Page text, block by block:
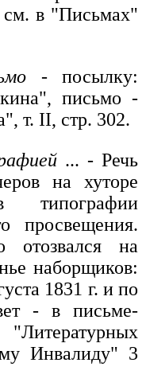
в "Письмах"
- посылку:
письмо -
т. II, стр. 302.
... - Речь
на хуторе
просвещения.
на
наборщиков:
1831 г. и по
- в письме-
Инвалиду" 3